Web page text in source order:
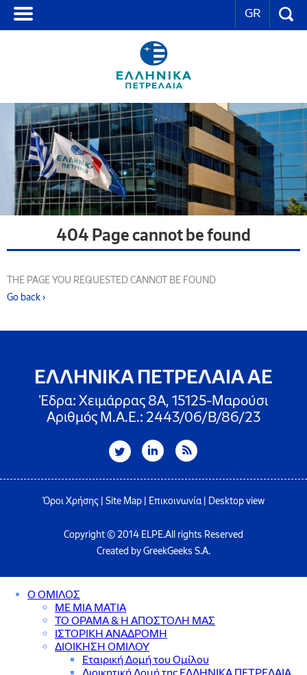
GR
404 Page cannot be found
THE PAGE YOU REQUESTED CANNOT BE FOUND
Go back ›
ΕΛΛΗΝΙΚΑ ΠΕΤΡΕΛΑΙΑ ΑΕ
Έδρα: Χειμάρρας 8A, 15125-Μαρούσι
Αριθμός Μ.Α.Ε.: 2443/06/Β/86/23
Όροι Χρήσης Site Map Επικοινωνία| Desktop view
Copyright © 2014 ELPE.All rights Reserved
Created by GreekGeeks S.A.
Ο ΟΜΙΛΟΣ
ΜΕ ΜΙΑ ΜΑΤΙΑ
ΤΟ ΟΡΑΜΑ & Η ΑΠΟΣΤΟΛΗ ΜΑΣ
ΙΣΤΟΡΙΚΗ ΑΝΑΔΡΟΜΗ
ΔΙΟΙΚΗΣΗ ΟΜΙΛΟΥ
Εταιρική Δομή του Ομίλου